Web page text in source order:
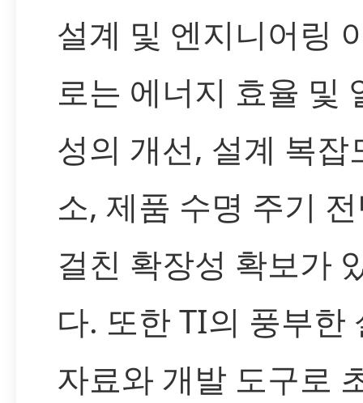
설계 및 엔지니어링
로는 에너지 효율 및
성의 개선, 설계 복잡
소, 제품 수명 주기
걸친 확장성 확보가
다. 또한 TI의 풍부한
자료와 개발 도구로